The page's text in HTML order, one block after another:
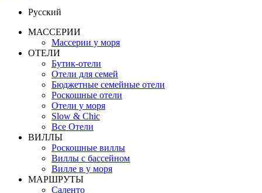
Русский
МАССЕРИИ
Массерии у моря
ОТЕЛИ
Бутик-отели
Отели для семей
Бюджетные семейные отели
Роскошные отели
Отели у моря
Slow & Chic
Все Отели
ВИЛЛЫ
Роскошные виллы
Виллы с бассейном
Вилле в у моря
MАРШРУТЫ
Саленто